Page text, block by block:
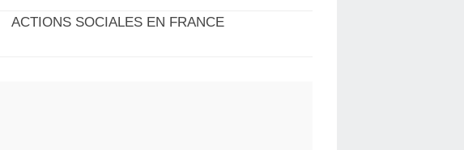
ACTIONS SOCIALES EN FRANCE